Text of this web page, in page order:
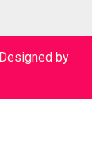
Designed by